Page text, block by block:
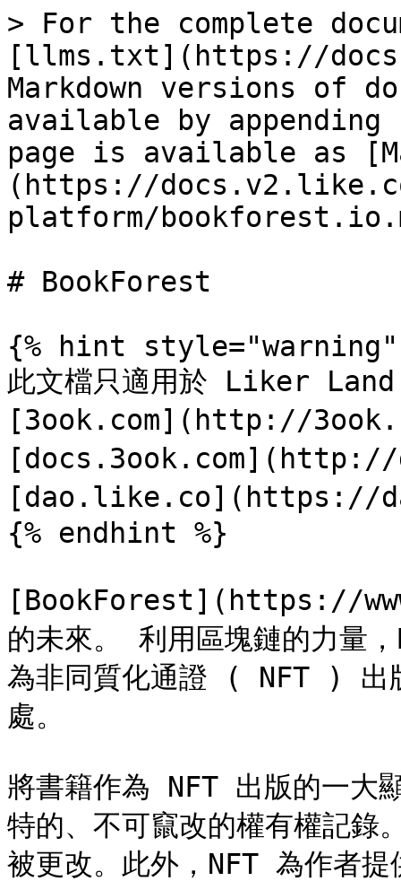
> For the complete
[llms.txt](https://
Markdown versions of
available by
page is available as
(https://
platform/
# BookForest
{% hint style="warning"
此文檔只適用於 Liker
[3ook.com](http://
[docs.3ook.com](http://
[dao.like.co](https://
{% endhint %}
[BookForest](https://
的未來。 利用區塊鏈的力量
為非同質化通證 ( NFT ) 出
處。
將書籍作為 NFT 出版的一大
特的、不可竄改的權有權記錄
被更改。此外，NFT 為作者